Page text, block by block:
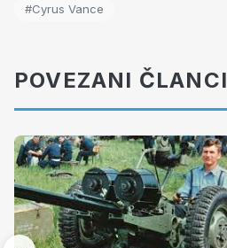
#Cyrus Vance
POVEZANI ČLANCI